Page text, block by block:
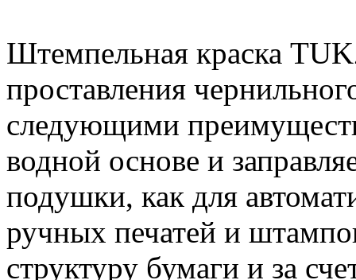
Штемпельная краска
проставления
следующими
водной основе и
подушки, как для
ручных печатей и
структуру бумаги и за